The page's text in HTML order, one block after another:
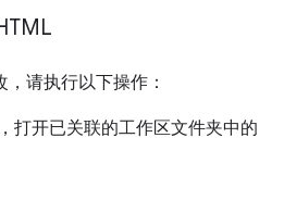
请执行以下操作：
打开已关联的工作区文件夹中的